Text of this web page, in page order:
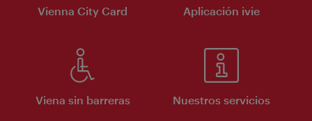
Vienna City Card Aplicación ivie
Viena sin barreras Nuestros servicios